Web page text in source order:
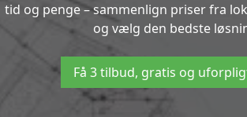
tid og penge – sammenlign priser fra
og vælg den bedste
Få 3 tilbud, gratis og